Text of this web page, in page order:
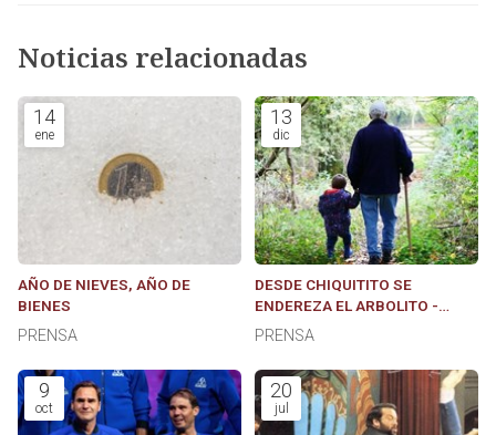
Noticias relacionadas
14
ene
AÑO DE NIEVES, AÑO DE
BIENES
PRENSA
13
dic
DESDE CHIQUITITO SE
ENDEREZA EL ARBOLITO -
Artículo de opinión de David
ASESORES
PRENSA
9
oct
20
jul